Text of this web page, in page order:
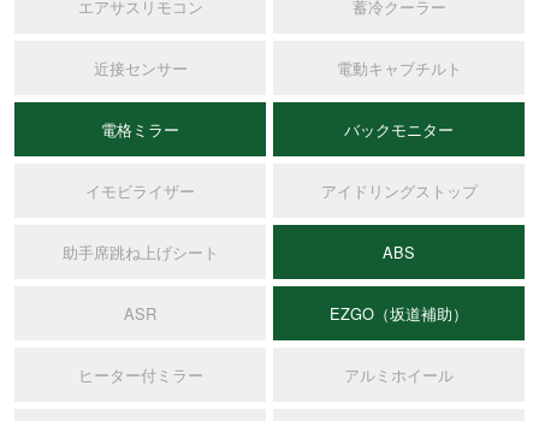
エアサスリモコン 蓄冷クーラー
近接センサー 電動キャブチルト
電格ミラー バックモニター
イモビライザー アイドリングストップ
助手席跳ね上げシート ABS
ASR EZGO（坂道補助）
ヒーター付ミラー アルミホイール